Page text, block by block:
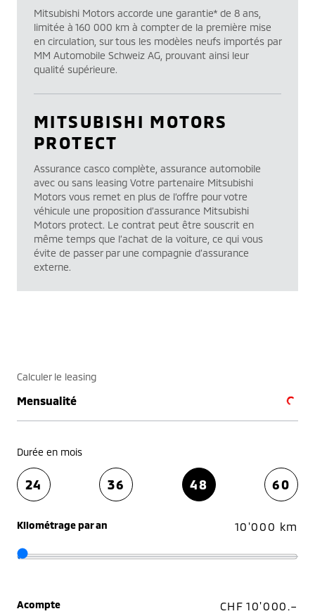
Mitsubishi Motors accorde une garantie* de 8 ans,
limitée à 160 000 km à compter de la première mise
en circulation, sur tous les modèles neufs importés par
MM Automobile Schweiz AG, prouvant ainsi leur
qualité supérieure.
MITSUBISHI MOTORS
PROTECT
Assurance casco complète, assurance automobile
avec ou sans leasing Votre partenaire Mitsubishi
Motors vous remet en plus de l’offre pour votre
véhicule une proposition d’assurance Mitsubishi
Motors protect. Le contrat peut être souscrit en
même temps que l’achat de la voiture, ce qui vous
évite de passer par une compagnie d’assurance
externe.
Calculer le leasing
Mensualité
Durée en mois
24 36 48 60
Kilométrage par an 10'000 km
Acompte CHF 10'000.–